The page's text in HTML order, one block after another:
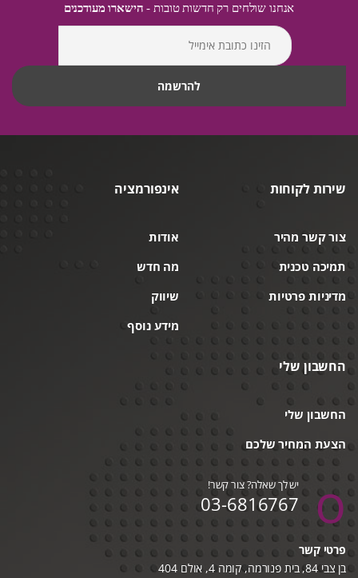
אנחנו שולחים רק חדשות טובות - הישארו מעודכנים
שירות לקוחות
צור קשר מהיר
תמיכה טכנית
מדיניות פרטיות
אינפורמציה
אודות
מה חדש
שיווק
מידע נוסף
החשבון שלי
החשבון שלי
הצעת המחיר שלכם
יש לך שאלה? צור קשר!
03-6816767
פרטי קשר
בן צבי 84, בית פנורמה, קומה 4, אולם 404